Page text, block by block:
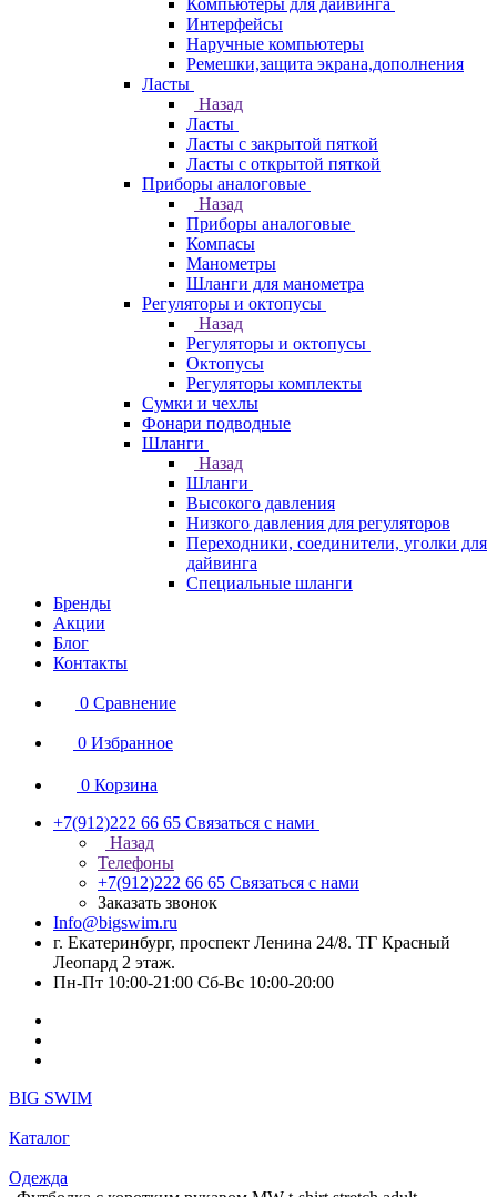
Компьютеры для дайвинга
Интерфейсы
Наручные компьютеры
Ремешки,защита экрана,дополнения
Ласты
Назад
Ласты
Ласты с закрытой пяткой
Ласты с открытой пяткой
Приборы аналоговые
Назад
Приборы аналоговые
Компасы
Манометры
Шланги для манометра
Регуляторы и октопусы
Назад
Регуляторы и октопусы
Октопусы
Регуляторы комплекты
Сумки и чехлы
Фонари подводные
Шланги
Назад
Шланги
Высокого давления
Низкого давления для регуляторов
Переходники, соединители, уголки для
дайвинга
Специальные шланги
Бренды
Акции
Блог
Контакты
0 Сравнение
0 Избранное
0 Корзина
+7(912)222 66 65 Связаться с нами
Назад
Телефоны
+7(912)222 66 65 Связаться с нами
Заказать звонок
Info@bigswim.ru
г. Екатеринбург, проспект Ленина 24/8. ТГ Красный
Леопард 2 этаж.
Пн-Пт 10:00-21:00 Сб-Вс 10:00-20:00
BIG SWIM
Каталог
Одежда